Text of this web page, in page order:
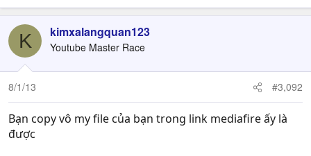
K kimxalangquan123
Youtube Master Race
8/1/13 #3,092
Bạn copy vô my file của bạn trong link mediafire ấy là
được